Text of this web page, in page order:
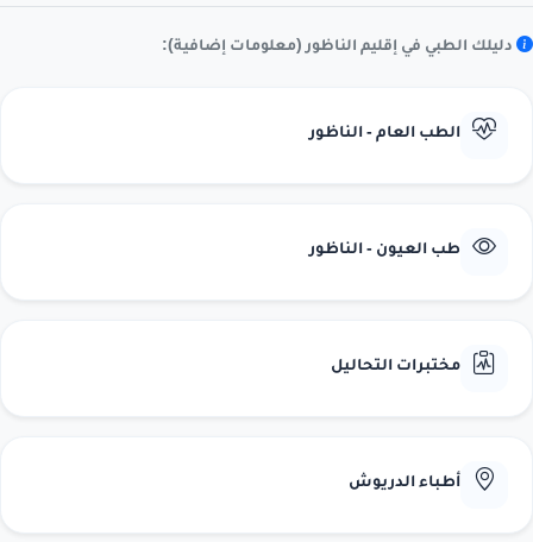
دليلك الطبي في إقليم الناظور (معلومات إضافية):
الطب العام - الناظور
طب العيون - الناظور
مختبرات التحاليل
أطباء الدريوش